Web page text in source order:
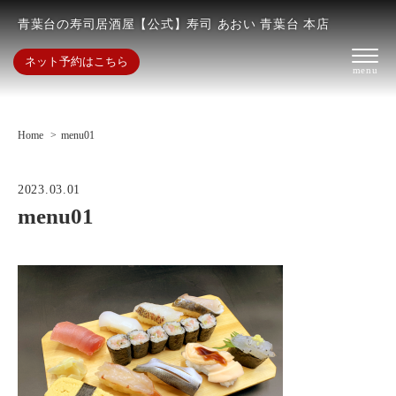
青葉台の寿司居酒屋【公式】寿司 あおい 青葉台 本店
ネット予約はこちら
Home menu01
2023.03.01
menu01